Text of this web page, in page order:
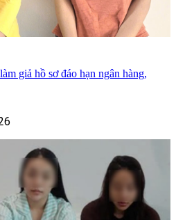
giả hồ sơ đáo hạn ngân hàng,